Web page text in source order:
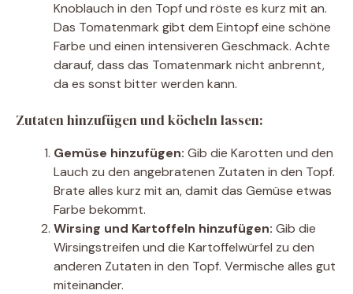
Knoblauch in den Topf und röste es kurz mit an.
Das Tomatenmark gibt dem Eintopf eine schöne
Farbe und einen intensiveren Geschmack. Achte
darauf, dass das Tomatenmark nicht anbrennt,
da es sonst bitter werden kann.
Zutaten hinzufügen und köcheln lassen:
Gemüse hinzufügen: Gib die Karotten und den
Lauch zu den angebratenen Zutaten in den Topf.
Brate alles kurz mit an, damit das Gemüse etwas
Farbe bekommt.
Wirsing und Kartoffeln hinzufügen: Gib die
Wirsingstreifen und die Kartoffelwürfel zu den
anderen Zutaten in den Topf. Vermische alles gut
miteinander.